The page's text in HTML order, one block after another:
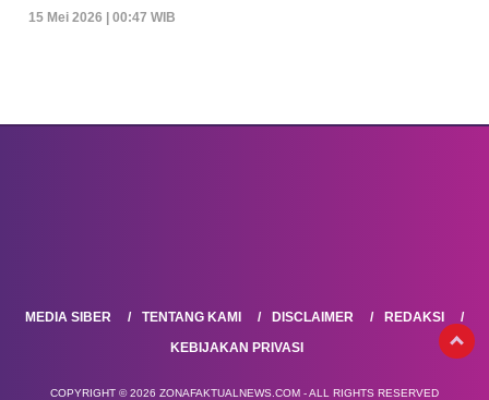
15 Mei 2026 | 00:47 WIB
MEDIA SIBER TENTANG KAMI DISCLAIMER
REDAKSI
KEBIJAKAN PRIVASI
COPYRIGHT © 2026 ZONAFAKTUALNEWS.COM - ALL RIGHTS RESERVED